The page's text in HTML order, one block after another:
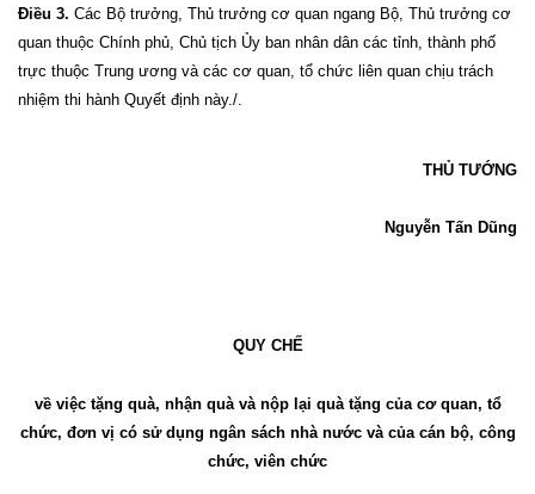
Điều 3. Các Bộ trưởng, Thủ trưởng cơ quan ngang Bộ, Thủ trưởng cơ
quan thuộc Chính phủ, Chủ tịch Ủy ban nhân dân các tỉnh, thành phố
trực thuộc Trung ương và các cơ quan, tổ chức liên quan chịu trách
nhiệm thi hành Quyết định này./.
THỦ TƯỚNG
Nguyễn Tấn Dũng
QUY CHẾ
về việc tặng quà, nhận quà và nộp lại quà tặng của cơ quan, tổ
chức, đơn vị có sử dụng ngân sách nhà nước và của cán bộ, công
chức, viên chức